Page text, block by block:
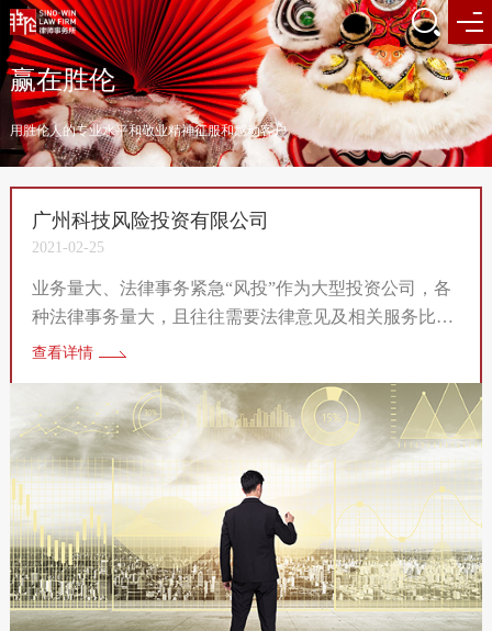
赢在胜伦
用胜伦人的专业水平和敬业精神征服和感动客户
广州科技风险投资有限公司
2021-02-25
业务量大、法律事务紧急“风投”作为大型投资公司，各
种法律事务量大，且往往需要法律意见及相关服务比较
紧急，需要律师临时加班加点工作。我所律师从无怨
入到工作中去
查看详情